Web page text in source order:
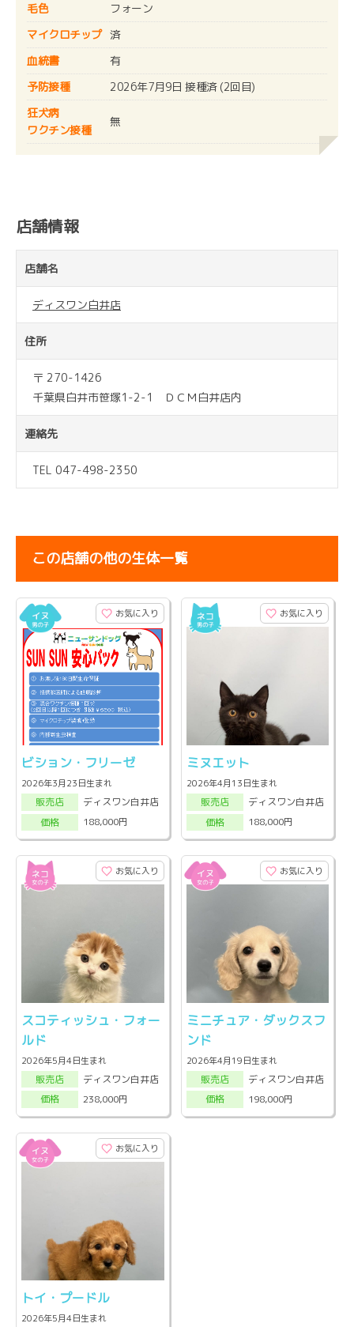
毛色
フォーン
マイクロチップ 済
血統書
有
予防接種
2026年7月9日 接種済 (2回目)
狂犬病
ワクチン接種
無
店舗情報
店舗名
ディスワン白井店
住所
〒 270-1426
千葉県白井市笹塚1-2-1 ＤＣＭ白井店内
連絡先
TEL 047-498-2350
この店舗の他の生体一覧
お気に入り
ビション・フリーゼ
2026年3月23日生まれ
販売店
ディスワン白井店
価格
188,000円
お気に入り
ミヌエット
2026年4月13日生まれ
販売店
ディスワン白井店
価格
188,000円
お気に入り
スコティッシュ・フォー
ルド
2026年5月4日生まれ
販売店
ディスワン白井店
価格
238,000円
お気に入り
ミニチュア・ダックスフ
ンド
2026年4月19日生まれ
販売店
ディスワン白井店
価格
198,000円
お気に入り
トイ・プードル
2026年5月4日生まれ